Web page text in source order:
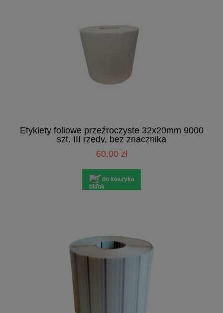
Etykiety foliowe przeźroczyste 32x20mm 9000
szt. III rzędy, bez znacznika
60,00 zł
do koszyka